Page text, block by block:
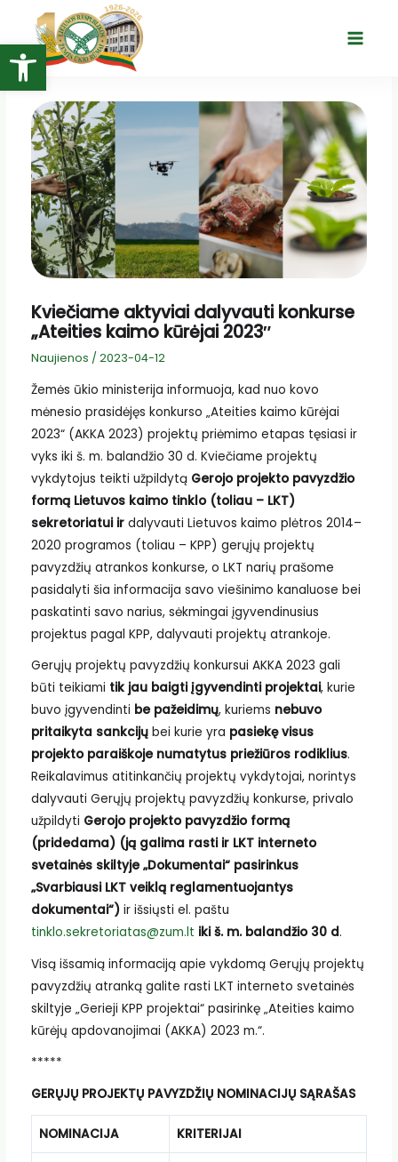
Open toolbar
turinio
Main
Kviečiame aktyviai dalyvauti konkurse
„Ateities kaimo kūrėjai 2023″
Naujienos / 2023-04-12
Žemės ūkio ministerija informuoja, kad nuo kovo
mėnesio prasidėjęs konkurso „Ateities kaimo kūrėjai
2023“ (AKKA 2023) projektų priėmimo etapas tęsiasi ir
vyks iki š. m. balandžio 30 d. Kviečiame projektų
vykdytojus teikti užpildytą Gerojo projekto pavyzdžio
formą Lietuvos kaimo tinklo (toliau – LKT)
sekretoriatui irdalyvauti Lietuvos kaimo plėtros 2014–
2020 programos (toliau – KPP) gerųjų projektų
pavyzdžių atrankos konkurse, o LKT narių prašome
pasidalyti šia informacija savo viešinimo kanaluose bei
paskatinti savo narius, sėkmingai įgyvendinusius
projektus pagal KPP, dalyvauti projektų atrankoje.
Gerųjų projektų pavyzdžių konkursui AKKA 2023 gali
būti teikiami tik jau baigti įgyvendinti projektai, kurie
buvo įgyvendinti be pažeidimų, kuriems nebuvo
pritaikyta sankcijųbei kurie yra pasiekę visus
projekto paraiškoje numatytus priežiūros rodiklius.
Reikalavimus atitinkančių projektų vykdytojai, norintys
dalyvauti Gerųjų projektų pavyzdžių konkurse, privalo
užpildyti Gerojo projekto pavyzdžio formą
(pridedama) (ją galima rasti ir LKT interneto
svetainės skiltyje „Dokumentai“ pasirinkus
„Svarbiausi LKT veiklą reglamentuojantys
dokumentai“) ir išsiųsti el. paštu
tinklo.sekretoriatas@zum.lt iki š. m. balandžio 30 d.
Visą išsamią informaciją apie vykdomą Gerųjų projektų
pavyzdžių atranką galite rasti LKT interneto svetainės
skiltyje „Gerieji KPP projektai“ pasirinkę „Ateities kaimo
kūrėjų apdovanojimai (AKKA) 2023 m.“.
*****
GERŲJŲ PROJEKTŲ PAVYZDŽIŲ NOMINACIJŲ SĄRAŠAS
NOMINACIJA KRITERIJAI